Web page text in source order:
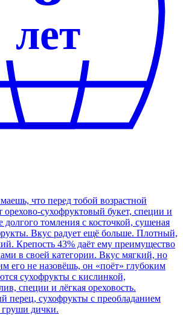
лет
что перед тобой возрастной
орехово-сухофруктовый букет, специи и
долгого томления с косточкой, сушеная
Вкус радует ещё больше. Плотный,
Крепость 43% даёт ему преимущество
в своей категории. Вкус мягкий, но
его не назовёшь, он «поёт» глубоким
сухофрукты с кислинкой,
специи и лёгкая ореховость.
перец, сухофрукты с преобладанием
груши дички.